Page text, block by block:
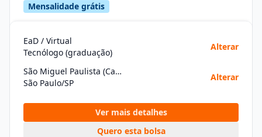
Mensalidade grátis
EaD / Virtual
Tecnólogo (graduação)
Alterar
São Miguel Paulista (Campus Da Univ. Cruzeiro Do Sul)
São Paulo/SP
Alterar
Ver mais detalhes
Quero esta bolsa